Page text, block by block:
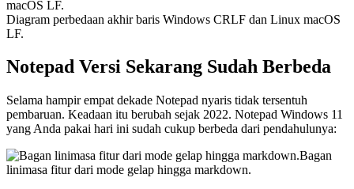
Diagram perbedaan akhir baris Windows CRLF dan Linux macOS
LF.
Notepad Versi Sekarang Sudah Berbeda
Selama hampir empat dekade Notepad nyaris tidak tersentuh
pembaruan. Keadaan itu berubah sejak 2022. Notepad Windows 11
yang Anda pakai hari ini sudah cukup berbeda dari pendahulunya:
Bagan
linimasa fitur dari mode gelap hingga markdown.